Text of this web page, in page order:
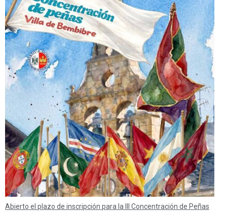
Abierto el plazo de inscripción para la III Concentración de Peñas